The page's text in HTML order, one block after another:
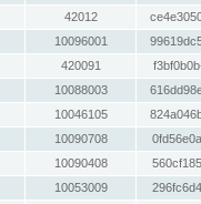
42012
10096001
420091
10088003
10046105
10090708
10090408
10053009